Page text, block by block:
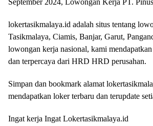
September 2024, Lowongan Kerja PT.
lokertasikmalaya.id adalah situs tentang
Tasikmalaya, Ciamis, Banjar, Garut,
lowongan kerja nasional, kami
dan terpercaya dari HRD HRD perusahan.
Simpan dan bookmark alamat
mendapatkan loker terbaru dan terupdate
Ingat kerja Ingat Lokertasikmalaya.id